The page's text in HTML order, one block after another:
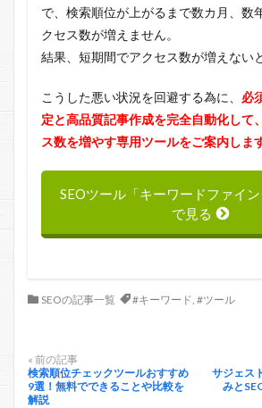
で、検索順位が上がるまで数カ月、数
クセス数が増えません。
結果、短期間でアクセス数が増えない
こうした悪い状況を回避する為に、 必
定と高品質記事作成を完全自動化して
ス数を増やす専用ツールをご案内しま
SEOツール「キーワードファイ
で見る
SEOの記事一覧 #キーワード, #ツール
« 前の記事
検索順位チェックツールおすすめ
9選！無料でできることや比較を
解説
サジェス
みと